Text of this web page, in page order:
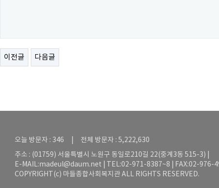
이전글 다음글
오늘 방문자 : 346 | 전체 방문자 : 5,222,630
주소 : (01759) 서울특별시 노원구 동일로210길 22(중계3동 515-3) |
E-MAIL:madeul@daum.net | TEL:02-971-8387~8 | FAX:02-976-
COPYRIGHT(c) 마들종합사회복지관 ALL RIGHTS RESERVED.